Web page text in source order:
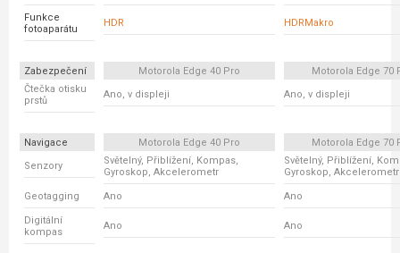
Funkce
fotoaparátu
HDR HDRMakro
Zabezpečení Motorola Edge 40 Pro
Motorola Edge 70
Čtečka otisku
prstů
Ano, v displeji Ano, v displeji
Navigace Motorola Edge 40 Pro
Motorola Edge 70
Senzory
Světelný, Přiblížení, Kompas,
Gyroskop, Akcelerometr
Světelný, Přiblížení,
Gyroskop, Akcelerometr
Geotagging Ano Ano
Digitální
kompas
Ano Ano